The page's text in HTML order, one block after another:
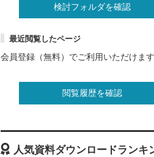
検討フォルダを確認
最近閲覧したページ
会員登録（無料）でご利用いただけます
閲覧履歴を確認
人気資料ダウンロードランキ